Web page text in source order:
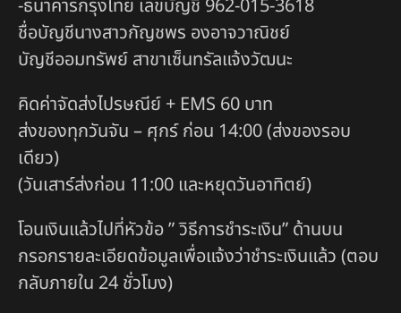
-ธนาคารกรุงไทย เลขบัญชี 962-015-3618
ชื่อบัญชีนางสาวกัญชพร องอาจวาณิชย์
บัญชีออมทรัพย์ สาขาเซ็นทรัลแจ้งวัฒนะ
คิดค่าจัดส่งไปรษณีย์ + EMS 60 บาท
ส่งของทุกวันจัน – ศุกร์ ก่อน 14:00 (ส่งของรอบ
เดียว)
(วันเสาร์ส่งก่อน 11:00 และหยุดวันอาทิตย์)
โอนเงินแล้วไปที่หัวข้อ ” วิธีการชำระเงิน” ด้านบน
กรอกรายละเอียดข้อมูลเพื่อแจ้งว่าชำระเงินแล้ว (ตอบ
กลับภายใน 24 ชั่วโมง)